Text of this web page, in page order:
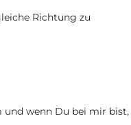
Richtung zu
und wenn Du bei mir bist,